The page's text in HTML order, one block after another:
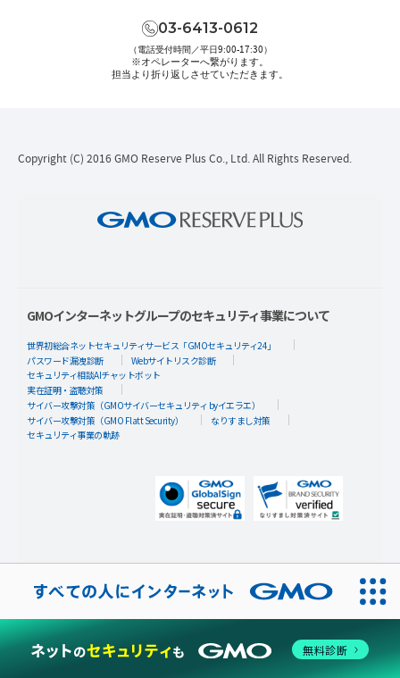
03-6413-0612
（電話受付時間／平日9:00-17:30）
※オペレーターへ繋がります。
担当より折り返しさせていただきます。
Copyright (C) 2016 GMO Reserve Plus Co., Ltd. All Rights Reserved.
GMOインターネットグループのセキュリティ事業について
世界初総合ネットセキュリティサービス「GMOセキュリティ24」
パスワード漏洩診断
Webサイトリスク診断
セキュリティ相談AIチャットボット
実在証明・盗聴対策
サイバー攻撃対策（GMOサイバーセキュリティ byイエラエ）
サイバー攻撃対策（GMO Flatt Security）
なりすまし対策
セキュリティ事業の軌跡
無料診断